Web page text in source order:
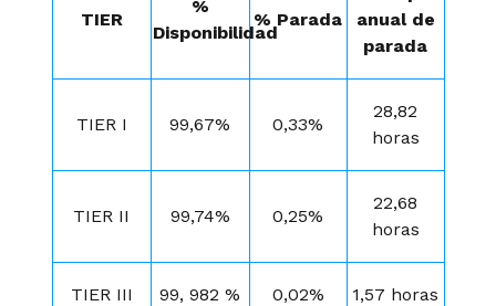
TIER
%
Disponibilidad
% Parada
anual de
parada
TIER I 99,67% 0,33%
28,82
horas
TIER II 99,74% 0,25%
22,68
horas
TIER III 99, 982 % 0,02% 1,57 horas